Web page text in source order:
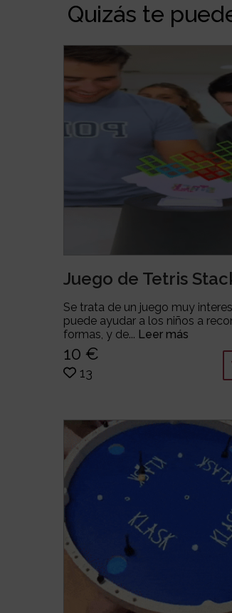
Quizás te
Juego de Tetris
Se trata de un juego muy
puede ayudar a los niños a
formas, y de... Leer más
10 €
13